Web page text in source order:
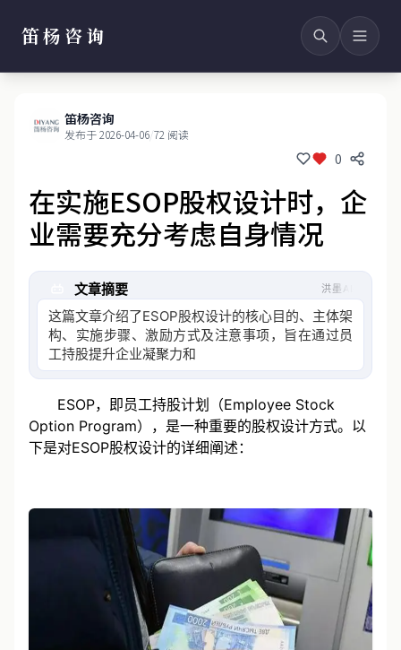
笛杨咨询
笛杨咨询
发布于 2026-04-06/72 阅读
0
在实施ESOP股权设计时，企
业需要充分考虑自身情况
文章摘要 洪墨AI
这篇文章介绍了ESOP股权设计的核心目的、主体架
构、实施步骤、激励方式及注意事项，旨在通过员
工持股提升企业凝聚力和竞争力，同
ESOP，即员工持股计划（Employee Stock
Option Program），是一种重要的股权设计方式。以
下是对ESOP股权设计的详细阐述：